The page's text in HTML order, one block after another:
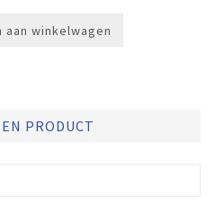
aan winkelwagen
PRODUCT